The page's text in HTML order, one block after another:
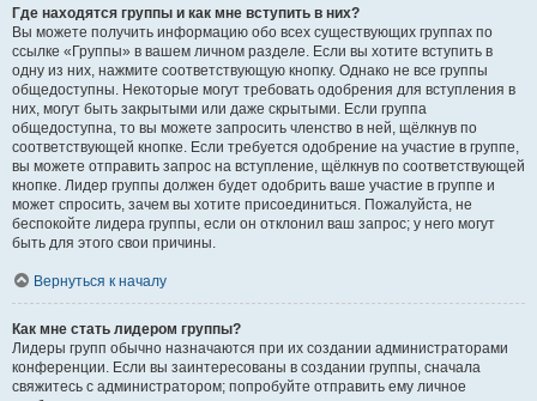
Где находятся группы и как мне вступить в них?
Вы можете получить информацию обо всех существующих группах по
ссылке «Группы» в вашем личном разделе. Если вы хотите вступить в
одну из них, нажмите соответствующую кнопку. Однако не все группы
общедоступны. Некоторые могут требовать одобрения для вступления в
них, могут быть закрытыми или даже скрытыми. Если группа
общедоступна, то вы можете запросить членство в ней, щёлкнув по
соответствующей кнопке. Если требуется одобрение на участие в группе,
вы можете отправить запрос на вступление, щёлкнув по соответствующей
кнопке. Лидер группы должен будет одобрить ваше участие в группе и
может спросить, зачем вы хотите присоединиться. Пожалуйста, не
беспокойте лидера группы, если он отклонил ваш запрос; у него могут
быть для этого свои причины.
Вернуться к началу
Как мне стать лидером группы?
Лидеры групп обычно назначаются при их создании администраторами
конференции. Если вы заинтересованы в создании группы, сначала
свяжитесь с администратором; попробуйте отправить ему личное